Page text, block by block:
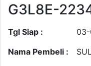
G3L8E-
Tgl Siap :
Nama Pembeli :